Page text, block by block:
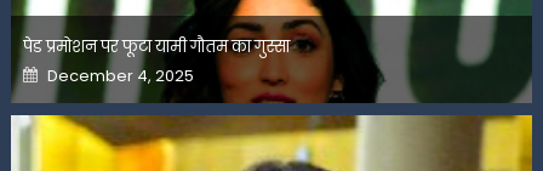
पेड प्रमोशन पर फूटा यामी गौतम का गुस्सा
Posted
on
December 4, 2025